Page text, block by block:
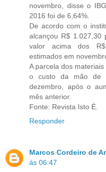
novembro, disse o
2016 foi de 6,64%.
De acordo com o
alcançou R$ 1.027,30
valor acima dos
estimados em
A parcela dos
o custo da mão de
dezembro, após o
mês anterior.
Fonte: Revista Isto É.
Responder
Marcos Cordeiro de
às 06:47